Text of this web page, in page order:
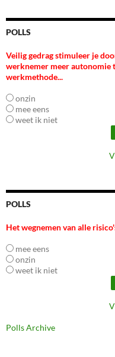
POLLS
Veilig gedrag stimuleer je
werknemer meer autonomie
werkmethode...
onzin
mee eens
weet ik niet
POLLS
Het wegnemen van alle
mee eens
onzin
weet ik niet
Polls Archive